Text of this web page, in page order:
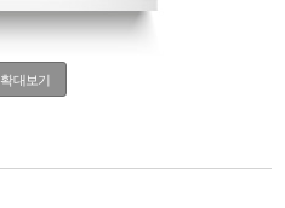
확대보기